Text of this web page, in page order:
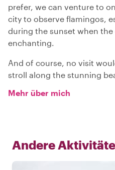
prefer, we can venture to
city to observe flamingos,
during the sunset when
enchanting.
And of course, no visit
stroll along the stunning
Mehr über mich
Andere